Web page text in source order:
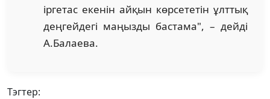
іргетас екенін айқын көрсететін ұлттық
деңгейдегі маңызды бастама", – дейді
А.Балаева.
Тэгтер: